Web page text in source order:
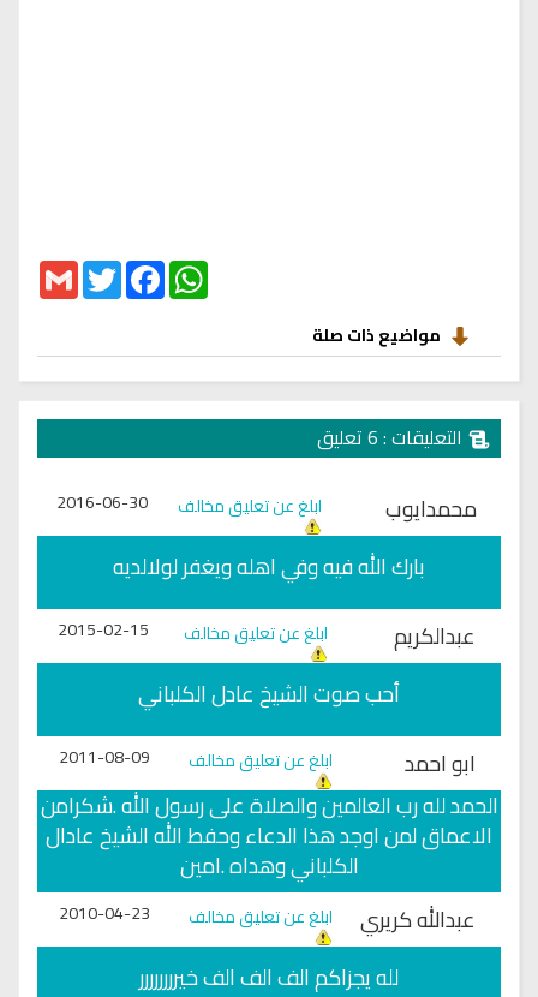
GmailTwitter
FacebookWhatsApp
مواضيع ذات صلة
التعليقات : 6 تعليق
محمدايوب ابلغ عن تعليق مخالف 2016-06-30
بارك الله فيه وفي اهله ويغفر لولالديه
عبدالكريم
ابلغ عن تعليق مخالف 2015-02-15
أحب صوت الشيخ عادل الكلباني
ابو احمد
ابلغ عن تعليق مخالف 2011-08-09
الحمد لله رب العالمين والصلاة على رسول الله .شكرامن
الاعماق لمن اوجد هذا الدعاء وحفط الله الشيخ عادال
الكلباني وهداه .امين
عبدالله كريري
ابلغ عن تعليق مخالف 2010-04-23
لله يجزاكم الف الف الف خيرررررررر